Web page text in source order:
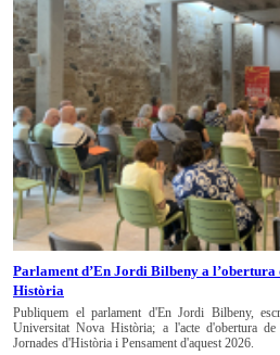
Parlament d’En Jordi Bilbeny a
Història
Publiquem el parlament d'En Jordi Bilbeny,
Universitat Nova Història; a l'acte d'obertura
Jornades d'Història i Pensament d'aquest 2026.